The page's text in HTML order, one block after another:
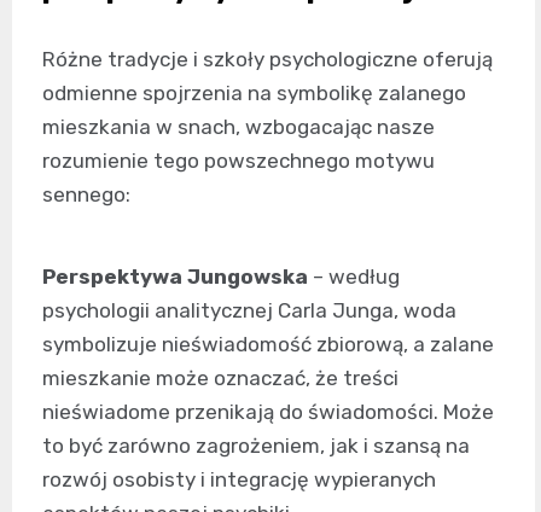
Różne tradycje i szkoły psychologiczne oferują
odmienne spojrzenia na symbolikę zalanego
mieszkania w snach, wzbogacając nasze
rozumienie tego powszechnego motywu
sennego:
Perspektywa Jungowska – według
psychologii analitycznej Carla Junga, woda
symbolizuje nieświadomość zbiorową, a zalane
mieszkanie może oznaczać, że treści
nieświadome przenikają do świadomości. Może
to być zarówno zagrożeniem, jak i szansą na
rozwój osobisty i integrację wypieranych